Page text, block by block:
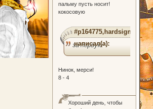
пальму пусть носит!
кокосовую
#p164775,hardsign
написал(а):
за первую
Нинок, мерси!
8 - 4
Хороший день, чтобы